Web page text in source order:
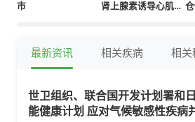
市
肾上腺素诱导心肌缺
最新资讯 相关疾病 相关
世卫组织、联合国开发计划署和
能健康计划 应对气候敏感性疾病